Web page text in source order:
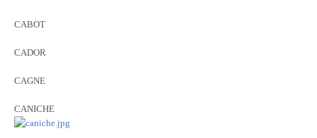
CABOT
CADOR
CAGNE
CANICHE